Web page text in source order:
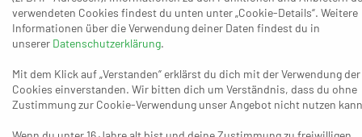
Mönchengladbach sein erklärtes Ziel, den Aufstieg in die
Regionalliga, unverändert fest im Blick.
Borussia-Trainer Ronny Rogwaska war sehr
einverstanden damit, wie sein Team die Aufgabe am
Sonntag löste: „Wir haben in der zweiten Halbzeit sehr
verwendeten Cookies findest du unten unter „Cookie-Details“. Weitere
Informationen über die Verwendung deiner Daten findest du in
unserer Datenschutzerklärung.
Mit dem Klick auf „Verstanden“ erklärst du dich mit der Verwendung der
Cookies einverstanden. Wir bitten dich um Verständnis, dass du ohne
Zustimmung zur Cookie-Verwendung unser Angebot nicht nutzen